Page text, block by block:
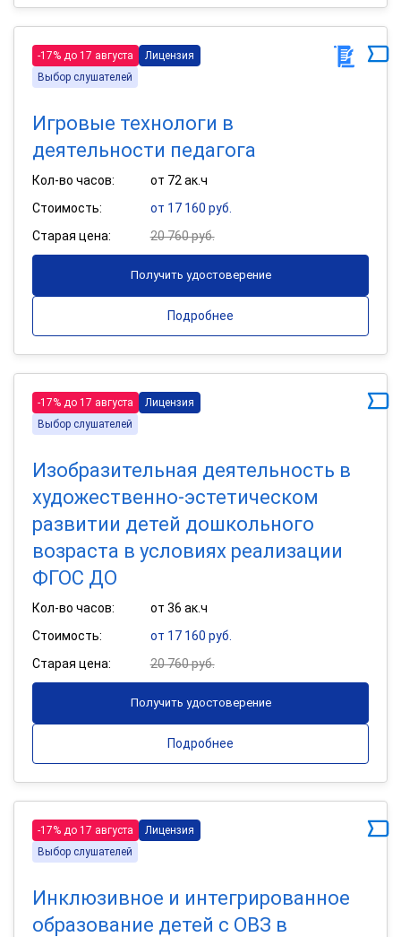
-17% до 17 августа
Лицензия
Выбор слушателей
Игровые технологи в
деятельности педагога
Кол-во часов:
от 72 ак.ч
Стоимость:
от 17 160 руб.
Старая цена:
20 760 руб.
Получить удостоверение
Подробнее
-17% до 17 августа
Лицензия
Выбор слушателей
Изобразительная деятельность в
художественно-эстетическом
развитии детей дошкольного
возраста в условиях реализации
ФГОС ДО
Кол-во часов:
от 36 ак.ч
Стоимость:
от 17 160 руб.
Старая цена:
20 760 руб.
Получить удостоверение
Подробнее
-17% до 17 августа
Лицензия
Выбор слушателей
Инклюзивное и интегрированное
образование детей с ОВЗ в